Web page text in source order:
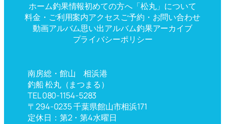
ホーム釣果情報初めての方へ「松丸」について
料金・ご利用案内アクセスご予約・お問い合わせ
動画アルバム思い出アルバム釣果アーカイブ
プライバシーポリシー
南房総・館山 相浜港
釣船 松丸（まつまる）
TEL 080-1154-5283
〒294-0235 千葉県館山市相浜171
定休日：第2・第4水曜日